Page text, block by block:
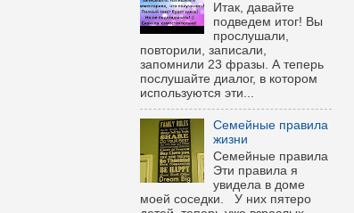
Итак, давайте
подведем итог! Вы
прослушали,
повторили, записали,
запомнили 23 фразы. А теперь
послушайте диалог, в котором
используются эти...
Семейные правила
жизни
Семейные правила
Эти правила я
увидела в доме
моей соседки. У них пятеро